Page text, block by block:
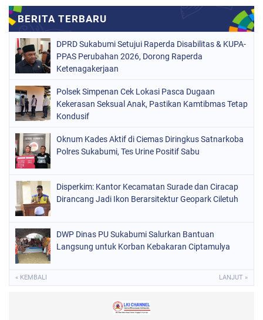
DPRD Sukabumi Setujui Raperda Disabilitas & KUPA-
PPAS Perubahan 2026, Dorong Raperda
Ketenagakerjaan
Polsek Simpenan Cek Lokasi Pasca Dugaan
Kekerasan Seksual Anak, Pastikan Kamtibmas Tetap
Kondusif
Oknum Kades Aktif di Ciemas Diringkus Satnarkoba
Polres Sukabumi, Tes Urine Positif Sabu
Disperkim: Kantor Kecamatan Surade dan Ciracap
Dirancang Jadi Ikon Berarsitektur Geopark Ciletuh
DWP Dinas PU Sukabumi Salurkan Bantuan
Langsung untuk Korban Kebakaran Ciptamulya
« KEMBALI LANJUT »